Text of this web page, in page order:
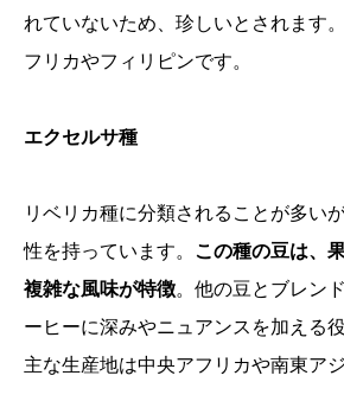
れていないため、珍しいとされます
フリカやフィリピンです。
エクセルサ種
リベリカ種に分類されることが多い
性を持っています。 この種の豆は、
複雑な風味が特徴。他の豆とブレン
ーヒーに深みやニュアンスを加える
主な生産地は中央アフリカや南東ア